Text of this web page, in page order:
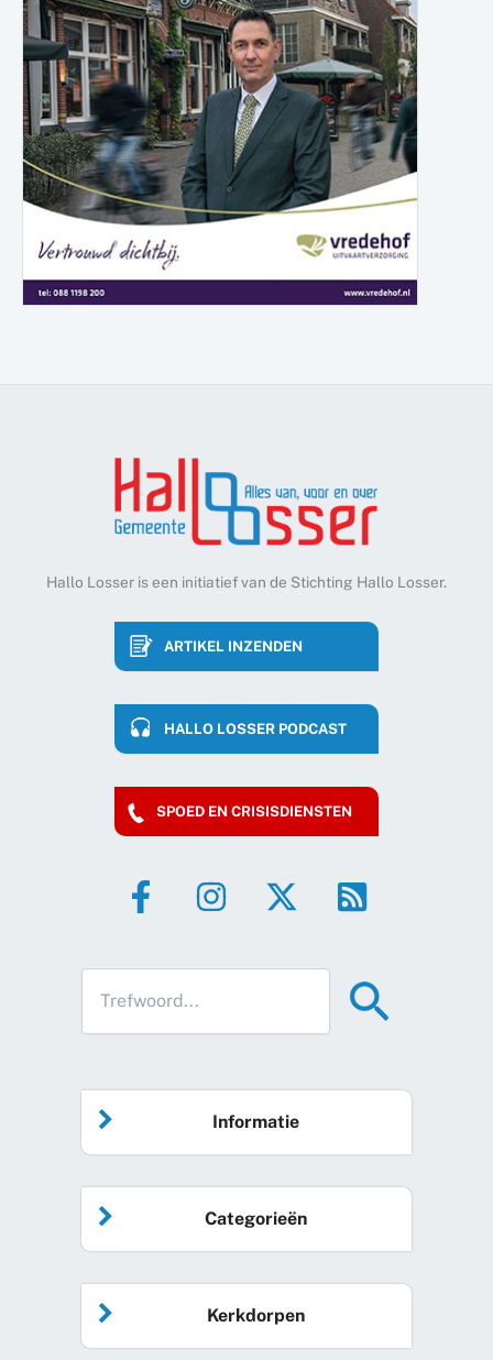
Hallo Losser is een initiatief van de Stichting Hallo Losser.
ARTIKEL INZENDEN
HALLO LOSSER PODCAST
SPOED EN CRISISDIENSTEN
Informatie
Home
Agenda
Categorieën
Algemeen nieuws
Kerkdorpen